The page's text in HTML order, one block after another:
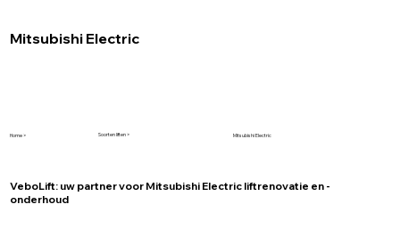
Mitsubishi Electric
Home > Soorten liften > Mitsubishi Electric
VeboLift: uw partner voor Mitsubishi Electric liftrenovatie en -
onderhoud